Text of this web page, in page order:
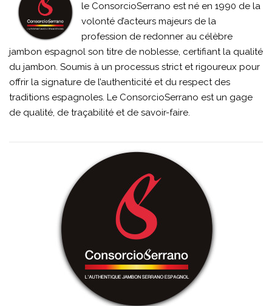
le ConsorcioSerrano est né en 1990 de la
volonté d’acteurs majeurs de la
profession de redonner au célèbre
jambon espagnol son titre de noblesse, certifiant la qualité
du jambon. Soumis à un processus strict et rigoureux pour
offrir la signature de l’authenticité et du respect des
traditions espagnoles. Le ConsorcioSerrano est un gage
de qualité, de traçabilité et de savoir-faire.